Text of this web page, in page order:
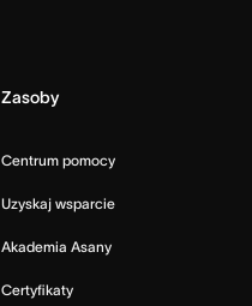
Zasoby
Centrum pomocy
Uzyskaj wsparcie
Akademia Asany
Certyfikaty